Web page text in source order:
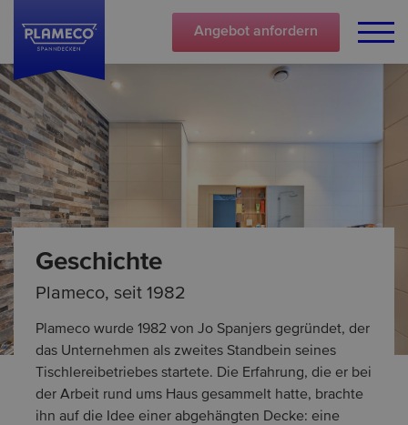
Angebot anfordern
Geschichte
Plameco, seit 1982
Plameco wurde 1982 von Jo Spanjers gegründet, der
das Unternehmen als zweites Standbein seines
Tischlereibetriebes startete. Die Erfahrung, die er bei
der Arbeit rund ums Haus gesammelt hatte, brachte
ihn auf die Idee einer abgehängten Decke: eine